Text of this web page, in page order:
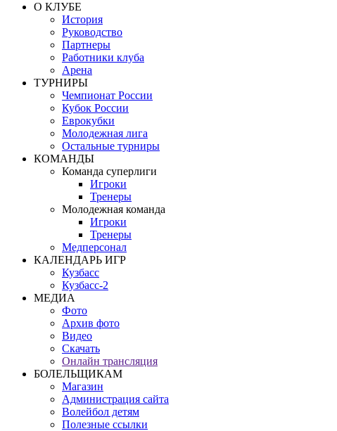
О КЛУБЕ
История
Руководство
Партнеры
Работники клуба
Арена
ТУРНИРЫ
Чемпионат России
Кубок России
Еврокубки
Молодежная лига
Остальные турниры
КОМАНДЫ
Команда суперлиги
Игроки
Тренеры
Молодежная команда
Игроки
Тренеры
Медперсонал
КАЛЕНДАРЬ ИГР
Кузбасс
Кузбасс-2
МЕДИА
Фото
Архив фото
Видео
Скачать
Онлайн трансляция
БОЛЕЛЬЩИКАМ
Магазин
Администрация сайта
Волейбол детям
Полезные ссылки